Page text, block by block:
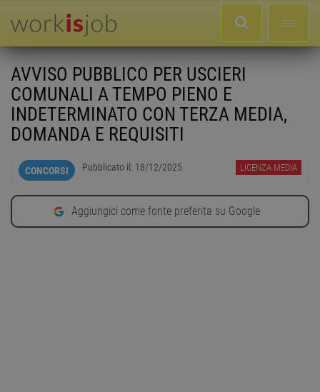
AVVISO PUBBLICO PER USCIERI
COMUNALI A TEMPO PIENO E
INDETERMINATO CON TERZA MEDIA,
DOMANDA E REQUISITI
CONCORSI Pubblicato il: 18/12/2025 LICENZA MEDIA
Aggiungici come fonte preferita su Google